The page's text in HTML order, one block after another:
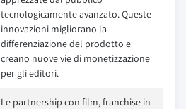
tecnologicamente avanzato. Queste
innovazioni migliorano la
differenziazione del prodotto e
creano nuove vie di monetizzazione
per gli editori.
Le partnership con film, franchise in